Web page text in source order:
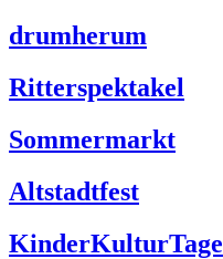
drumherum
Ritterspektakel
Sommermarkt
Altstadtfest
KinderKulturTage